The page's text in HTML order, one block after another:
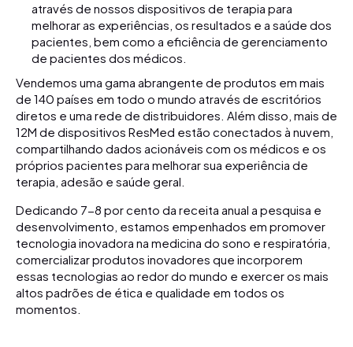
através de nossos dispositivos de terapia para
melhorar as experiências, os resultados e a saúde dos
pacientes, bem como a eficiência de gerenciamento
de pacientes dos médicos.
Vendemos uma gama abrangente de produtos em mais
de 140 países em todo o mundo através de escritórios
diretos e uma rede de distribuidores. Além disso, mais de
12M de dispositivos ResMed estão conectados à nuvem,
compartilhando dados acionáveis com os médicos e os
próprios pacientes para melhorar sua experiência de
terapia, adesão e saúde geral.
Dedicando 7-8 por cento da receita anual a pesquisa e
desenvolvimento, estamos empenhados em promover
tecnologia inovadora na medicina do sono e respiratória,
comercializar produtos inovadores que incorporem
essas tecnologias ao redor do mundo e exercer os mais
altos padrões de ética e qualidade em todos os
momentos.